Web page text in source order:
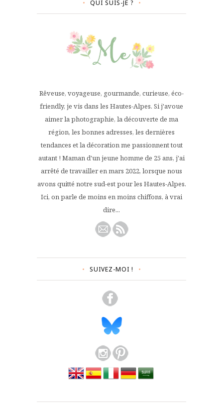
QUI SUIS-JE ?
Rêveuse, voyageuse, gourmande, curieuse, éco-
friendly, je vis dans les Hautes-Alpes. Si j'avoue
aimer la photographie, la découverte de ma
région, les bonnes adresses, les dernières
tendances et la décoration me passionnent tout
autant ! Maman d'un jeune homme de 25 ans, j'ai
arrêté de travailler en mars 2022, lorsque nous
avons quitté notre sud-est pour les Hautes-Alpes.
Ici, on parle de moins en moins chiffons, à vrai
dire...
SUIVEZ-MOI !